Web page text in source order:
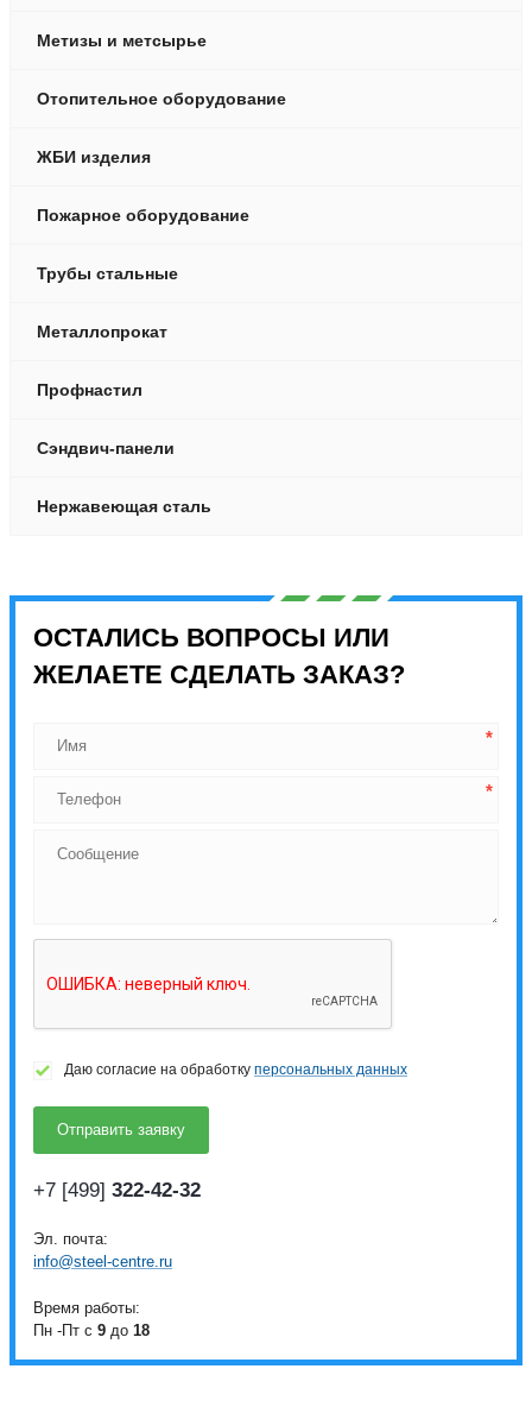
Метизы и метсырье
Отопительное оборудование
ЖБИ изделия
Пожарное оборудование
Трубы стальные
Металлопрокат
Профнастил
Сэндвич-панели
Нержавеющая сталь
ОСТАЛИСЬ ВОПРОСЫ ИЛИ
ЖЕЛАЕТЕ СДЕЛАТЬ ЗАКАЗ?
Даю согласие на обработку персональных данных
+7 [499] 322-42-32
Эл. почта:
info@steel-centre.ru
Время работы:
Пн -Пт с 9 до 18